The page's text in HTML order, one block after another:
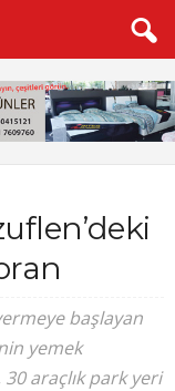
başlayan
yemek
araçlık park yeri